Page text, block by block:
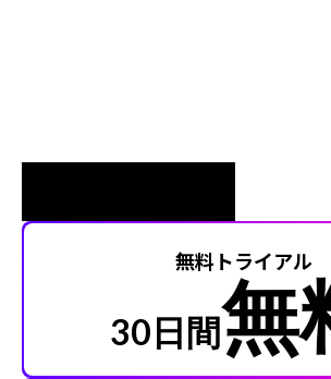
無料トライアル
30日間無